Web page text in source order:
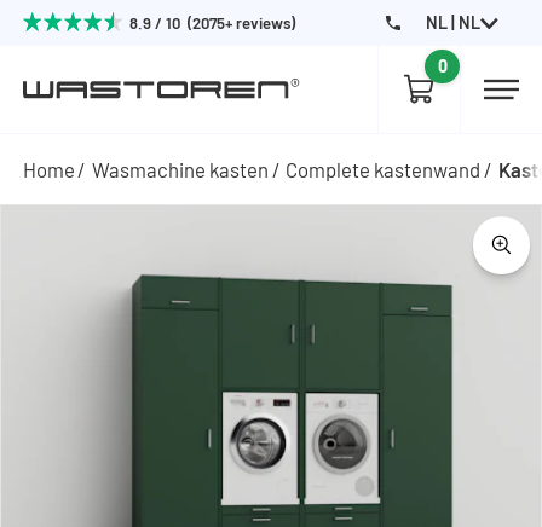
8.9 / 10 (2075+ reviews) NL | NL
0
Home Wasmachine kasten Complete kastenwand